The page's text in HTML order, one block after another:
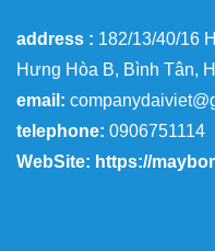
address : 182/13/40/16
Hưng Hòa B, Bình Tân,
email:
telephone: 0906751114
WebSite: https://